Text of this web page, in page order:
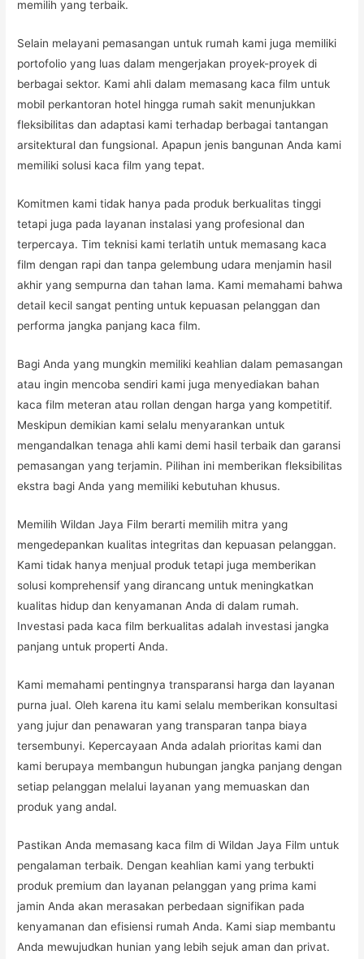
memilih yang terbaik.
Selain melayani pemasangan untuk rumah kami juga memiliki
portofolio yang luas dalam mengerjakan proyek-proyek di
berbagai sektor. Kami ahli dalam memasang kaca film untuk
mobil perkantoran hotel hingga rumah sakit menunjukkan
fleksibilitas dan adaptasi kami terhadap berbagai tantangan
arsitektural dan fungsional. Apapun jenis bangunan Anda kami
memiliki solusi kaca film yang tepat.
Komitmen kami tidak hanya pada produk berkualitas tinggi
tetapi juga pada layanan instalasi yang profesional dan
terpercaya. Tim teknisi kami terlatih untuk memasang kaca
film dengan rapi dan tanpa gelembung udara menjamin hasil
akhir yang sempurna dan tahan lama. Kami memahami bahwa
detail kecil sangat penting untuk kepuasan pelanggan dan
performa jangka panjang kaca film.
Bagi Anda yang mungkin memiliki keahlian dalam pemasangan
atau ingin mencoba sendiri kami juga menyediakan bahan
kaca film meteran atau rollan dengan harga yang kompetitif.
Meskipun demikian kami selalu menyarankan untuk
mengandalkan tenaga ahli kami demi hasil terbaik dan garansi
pemasangan yang terjamin. Pilihan ini memberikan fleksibilitas
ekstra bagi Anda yang memiliki kebutuhan khusus.
Memilih Wildan Jaya Film berarti memilih mitra yang
mengedepankan kualitas integritas dan kepuasan pelanggan.
Kami tidak hanya menjual produk tetapi juga memberikan
solusi komprehensif yang dirancang untuk meningkatkan
kualitas hidup dan kenyamanan Anda di dalam rumah.
Investasi pada kaca film berkualitas adalah investasi jangka
panjang untuk properti Anda.
Kami memahami pentingnya transparansi harga dan layanan
purna jual. Oleh karena itu kami selalu memberikan konsultasi
yang jujur dan penawaran yang transparan tanpa biaya
tersembunyi. Kepercayaan Anda adalah prioritas kami dan
kami berupaya membangun hubungan jangka panjang dengan
setiap pelanggan melalui layanan yang memuaskan dan
produk yang andal.
Pastikan Anda memasang kaca film di Wildan Jaya Film untuk
pengalaman terbaik. Dengan keahlian kami yang terbukti
produk premium dan layanan pelanggan yang prima kami
jamin Anda akan merasakan perbedaan signifikan pada
kenyamanan dan efisiensi rumah Anda. Kami siap membantu
Anda mewujudkan hunian yang lebih sejuk aman dan privat.